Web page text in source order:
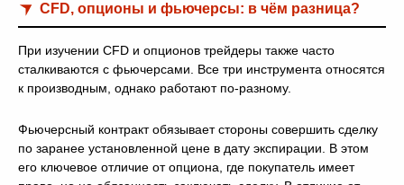
CFD, опционы и фьючерсы: в чём разница?
При изучении CFD и опционов трейдеры также часто
сталкиваются с фьючерсами. Все три инструмента относятся
к производным, однако работают по-разному.
Фьючерсный контракт обязывает стороны совершить сделку
по заранее установленной цене в дату экспирации. В этом
его ключевое отличие от опциона, где покупатель имеет